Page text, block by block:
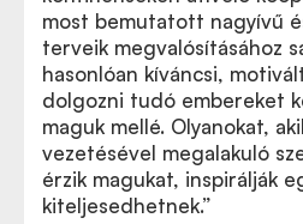
most bemutatott nagyívű
terveik megvalósításához
hasonlóan kíváncsi,
dolgozni tudó embereket
maguk mellé. Olyanokat,
vezetésével megalakuló
érzik magukat, inspirálják
kiteljesedhetnek.”